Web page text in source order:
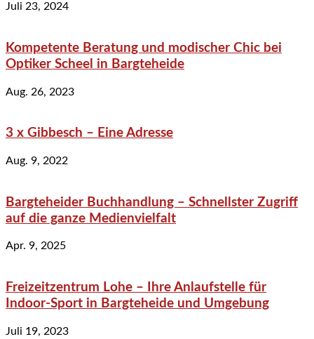
Juli 23, 2024
Kompetente Beratung und modischer Chic bei
Optiker Scheel in Bargteheide
Aug. 26, 2023
3 x Gibbesch – Eine Adresse
Aug. 9, 2022
Bargteheider Buchhandlung – Schnellster Zugriff
auf die ganze Medienvielfalt
Apr. 9, 2025
Freizeitzentrum Lohe – Ihre Anlaufstelle für
Indoor-Sport in Bargteheide und Umgebung
Juli 19, 2023